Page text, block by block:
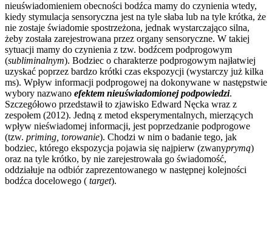
nieuświadomieniem obecności bodźca mamy do czynienia wtedy,
kiedy stymulacja sensoryczna jest na tyle słaba lub na tyle krótka, że
nie zostaje świadomie spostrzeżona, jednak wystarczająco silna,
żeby została zarejestrowana przez organy sensoryczne. W takiej
sytuacji mamy do czynienia z tzw. bodźcem podprogowym
(subliminalnym). Bodziec o charakterze podprogowym najłatwiej
uzyskać poprzez bardzo krótki czas ekspozycji (wystarczy już kilka
ms). Wpływ informacji podprogowej na dokonywane w następstwie
wybory nazwano efektem nieuświadomionej podpowiedzi.
Szczegółowo przedstawił to zjawisko Edward Nęcka wraz z
zespołem (2012). Jedną z metod eksperymentalnych, mierzących
wpływ nieświadomej informacji, jest poprzedzanie podprogowe
(tzw. priming, torowanie). Chodzi w nim o badanie tego, jak
bodziec, którego ekspozycja pojawia się najpierw (zwanyprymą)
oraz na tyle krótko, by nie zarejestrowała go świadomość,
oddziałuje na odbiór zaprezentowanego w następnej kolejności
bodźca docelowego ( target).